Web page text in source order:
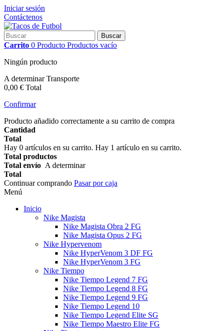
Iniciar sesión
Contáctenos
Buscar
Carrito 0 Producto Productos vacío
Ningún producto
A determinarTransporte
0,00 € Total
Confirmar
Producto añadido correctamente a su carrito de compra
Cantidad
Total
Hay 0 artículos en su carrito. Hay 1 artículo en su carrito.
Total productos
Total envío A determinar
Total
Continuar comprando Pasar por caja
Menú
Inicio
Nike Magista
Nike Magista Obra 2 FG
Nike Magista Opus 2 FG
Nike Hypervenom
Nike HyperVenom 3 DF FG
Nike HyperVenom 3 FG
Nike Tiempo
Nike Tiempo Legend 7 FG
Nike Tiempo Legend 8 FG
Nike Tiempo Legend 9 FG
Nike Tiempo Legend 10
Nike Tiempo Legend Elite SG
Nike Tiempo Maestro Elite FG